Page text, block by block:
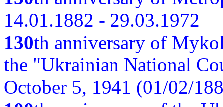
14.01.1882 - 29.03.1972
130th anniversary of
the "Ukrainian National
October 5, 1941 (01/02/